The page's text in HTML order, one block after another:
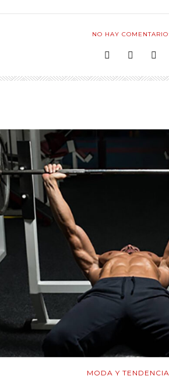
NO HAY
MODA Y